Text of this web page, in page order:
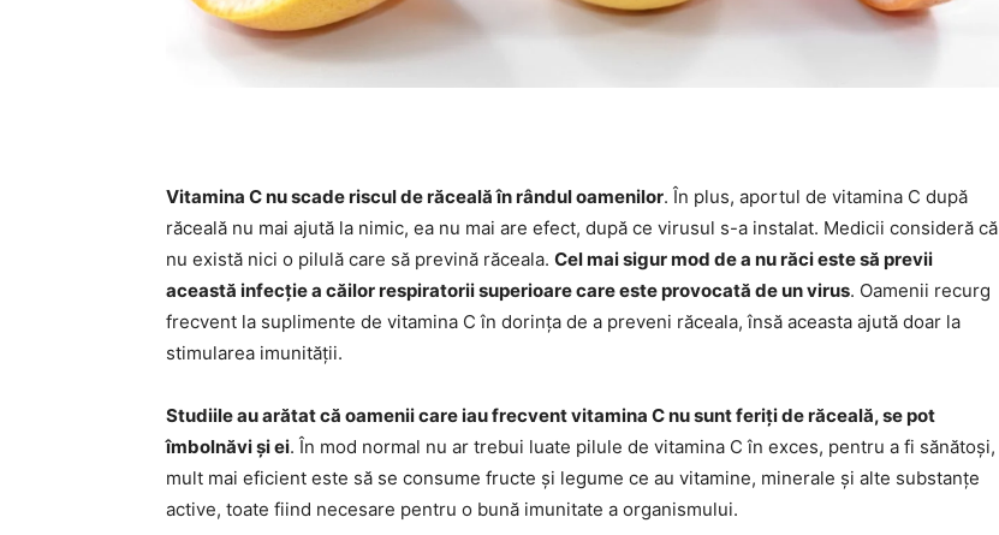
Vitamina C nu scade riscul de răceală în rândul oamenilor. În plus, aportul de vitamina C după
răceală nu mai ajută la nimic, ea nu mai are efect, după ce virusul s-a instalat. Medicii consideră că
nu există nici o pilulă care să prevină răceala. Cel mai sigur mod de a nu răci este să previi
această infecție a căilor respiratorii superioare care este provocată de un virus. Oamenii recurg
frecvent la suplimente de vitamina C în dorința de a preveni răceala, însă aceasta ajută doar la
stimularea imunității.
Studiile au arătat că oamenii care iau frecvent vitamina C nu sunt feriți de răceală, se pot
îmbolnăvi și ei. În mod normal nu ar trebui luate pilule de vitamina C în exces, pentru a fi sănătoși,
mult mai eficient este să se consume fructe și legume ce au vitamine, minerale și alte substanțe
active, toate fiind necesare pentru o bună imunitate a organismului.